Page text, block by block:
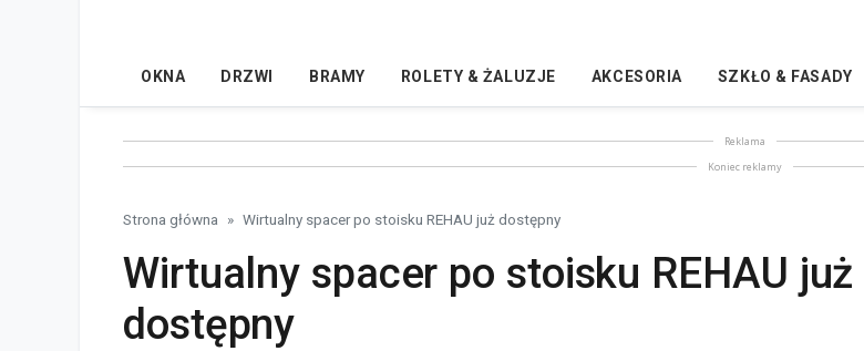
OKNA DRZWI BRAMY ROLETY & ŻALUZJE AKCESORIA SZKŁO & FASADY
Reklama
Koniec reklamy
Strona główna Wirtualny spacer po stoisku REHAU już dostępny
Wirtualny spacer po stoisku REHAU już
dostępny